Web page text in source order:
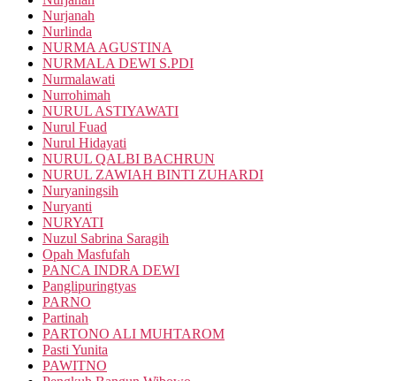
Nurjanah
Nurlinda
NURMA AGUSTINA
NURMALA DEWI S.PDI
Nurmalawati
Nurrohimah
NURUL ASTIYAWATI
Nurul Fuad
Nurul Hidayati
NURUL QALBI BACHRUN
NURUL ZAWIAH BINTI ZUHARDI
Nuryaningsih
Nuryanti
NURYATI
Nuzul Sabrina Saragih
Opah Masfufah
PANCA INDRA DEWI
Panglipuringtyas
PARNO
Partinah
PARTONO ALI MUHTAROM
Pasti Yunita
PAWITNO